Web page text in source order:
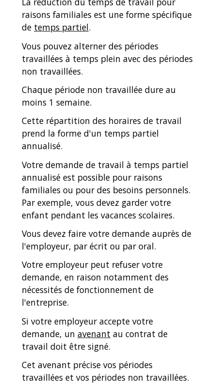
raisons familiales est une forme spécifique
de temps partiel.
Vous pouvez alterner des périodes
travaillées à temps plein avec des périodes
non travaillées.
Chaque période non travaillée dure au
moins 1 semaine.
Cette répartition des horaires de travail
prend la forme d'un temps partiel
annualisé.
Votre demande de travail à temps partiel
annualisé est possible pour raisons
familiales ou pour des besoins personnels.
Par exemple, vous devez garder votre
enfant pendant les vacances scolaires.
Vous devez faire votre demande auprès de
l'employeur, par écrit ou par oral.
Votre employeur peut refuser votre
demande, en raison notamment des
nécessités de fonctionnement de
l'entreprise.
Si votre employeur accepte votre
demande, un avenant au contrat de
travail doit être signé.
Cet avenant précise vos périodes
travaillées et vos périodes non travaillées.